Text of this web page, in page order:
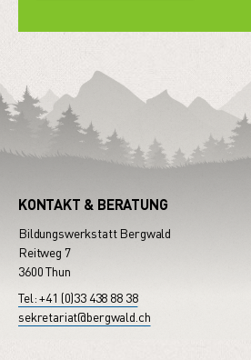
KONTAKT & BERATUNG
Bildungswerkstatt Bergwald
Reitweg 7
3600 Thun
Tel: +41 (0)33 438 88 38
sekretariat@bergwald.ch